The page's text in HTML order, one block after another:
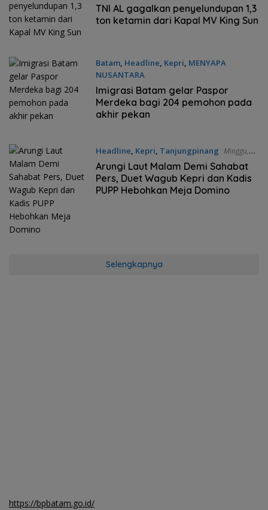
Minggu, 09/08/2026 - 14:31 WIB
TNI AL gagalkan penyelundupan 1,3
ton ketamin dari Kapal MV King Sun
Batam, Headline, Kepri, MENYAPA
NUSANTARA
Minggu, 09/08/2026 - 14:29 WIB
Imigrasi Batam gelar Paspor
Merdeka bagi 204 pemohon pada
akhir pekan
Headline, Kepri, Tanjungpinang Minggu,
09/08/2026 - 14:23 WIB
Arungi Laut Malam Demi Sahabat
Pers, Duet Wagub Kepri dan Kadis
PUPP Hebohkan Meja Domino
Selengkapnya
https://bpbatam.go.id/